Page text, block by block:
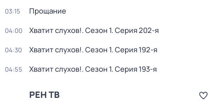
03:15 Прощание
04:00 Хватит слухов!. Сезон 1. Серия 202-я
04:30 Хватит слухов!. Сезон 1. Серия 192-я
04:55 Хватит слухов!. Сезон 1. Серия 193-я
РЕН ТВ